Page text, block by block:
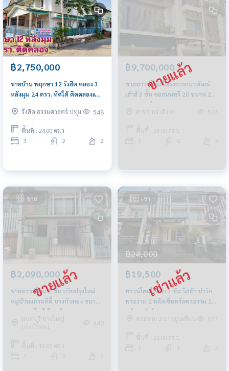
฿2,750,000
ขายบ้าน พฤกษา 12 รังสิต คลอง 3
หลังมุม 24 ตรว. ทิศใต้ ติดคลองแอน
รังสิต ธรรมศาสตร์ ปทุม
548
พื้นที่ : 24.00 ตร.ว.
3 2 2
฿9,700,000
ขายทาวน์โฮม โครงการธนาพัฒน์
เฮ้าส์ 3 ชั้น ซอยนนทรี 20 ขนาด 23
ตรว. เฟอร์ครบ
สาทร นราธิวาส
507
พื้นที่ : 23.00 ตร.ว.
4
ขาย
฿2,090,000
ขายทาวน์โฮม 2 ชั้น ปรับปรุงใหม่
หมู่บ้านแกรนดิตี้ บางบัวทอง ขนาด
18 ตร.ว. ใกล้เซ็นทรัลเวสเกต
นนทบุรี บางใหญ่
บางบัวทอง
440
พื้นที่ : 18.00 ตร.ว.
เช่า
฿24,000
฿19,500
ทาวน์โฮมให้เช่า 3 ชั้น วิสต้า ปาร์ค
พระราม 2 หลังเซ็นทรัลพระราม 2
พร้อมเฟอร์ครบ
พระราม 2 บางขุนเทียน
577
พื้นที่ : 21.00 ตร.ว.